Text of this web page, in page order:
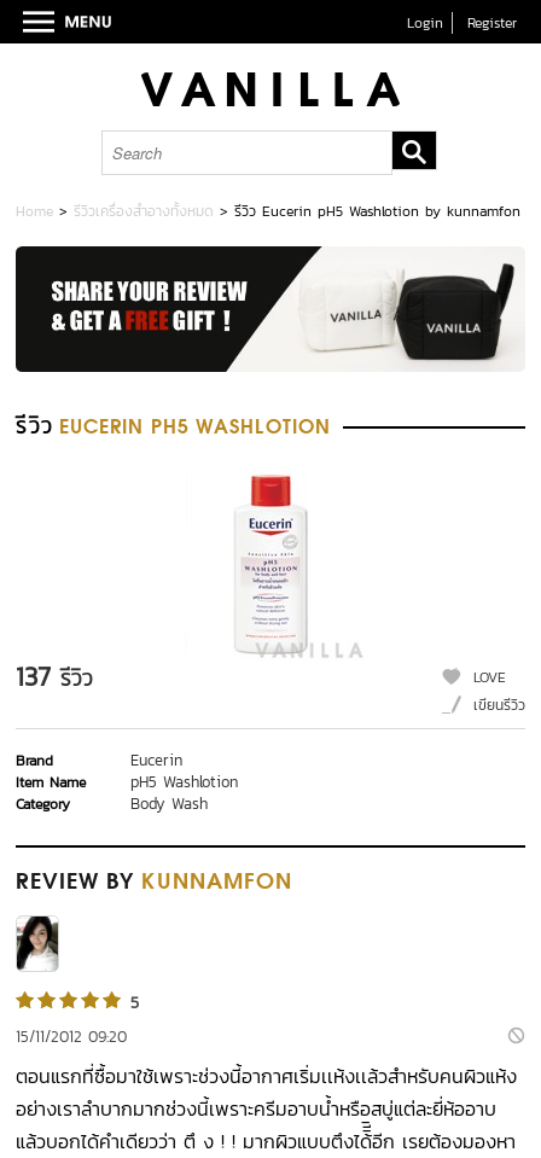
Login Register
Home >รีวิวเครื่องสำอางทั้งหมด >รีวิว Eucerin pH5 Washlotion by kunnamfon
รีวิว EUCERIN PH5 WASHLOTION
137 รีวิว
LOVE
เขียนรีวิว
Brand Eucerin
Item Name pH5 Washlotion
Category Body Wash
REVIEW BY KUNNAMFON
5
15/11/2012 09:20
ตอนแรกที่ซื้อมาใช้เพราะช่วงนี้อากาศเริ่มเเห้งเเล้วสำหรับคนผิวแห้ง
อย่างเราลำบากมากช่วงนี้เพราะครีมอาบน้ำหรือสบู่แต่ละยี่ห้ออาบ
แล้วบอกได้คำเดียวว่า ตึ ง ! ! มากผิวแบบตึงได้ิีิอีก เรยต้องมองหา